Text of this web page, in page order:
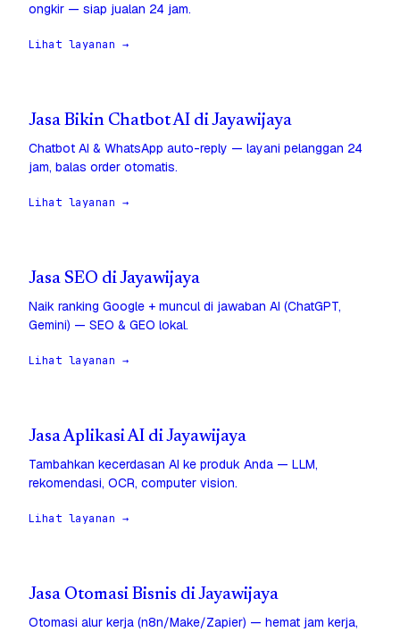
ongkir — siap jualan 24 jam.
Lihat layanan →
Jasa Bikin Chatbot AI di Jayawijaya
Chatbot AI & WhatsApp auto-reply — layani pelanggan 24
jam, balas order otomatis.
Lihat layanan →
Jasa SEO di Jayawijaya
Naik ranking Google + muncul di jawaban AI (ChatGPT,
Gemini) — SEO & GEO lokal.
Lihat layanan →
Jasa Aplikasi AI di Jayawijaya
Tambahkan kecerdasan AI ke produk Anda — LLM,
rekomendasi, OCR, computer vision.
Lihat layanan →
Jasa Otomasi Bisnis di Jayawijaya
Otomasi alur kerja (n8n/Make/Zapier) — hemat jam kerja,